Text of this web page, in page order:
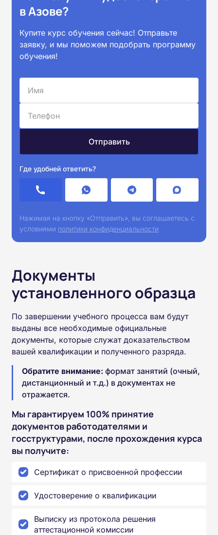
в Азове?
Купите курс обучения сейчас! Отправьте
заявку, и мы поможем подобрать программу
обучения!
Где удобней ответить?
Нажимая на кнопку «Отправить», вы соглашаетесь с
условиями политики конфиденциальности
Документы
установленного образца
По завершении учебного процесса вам будут
выданы все необходимые официальные
документы, которые служат доказательством
вашей квалификации и полученного разряда.
Обратите внимание: формат занятий (очный,
дистанционный и т.д.) в документах не
отражается.
Мы гарантируем 100% принятие
документов работодателями и
госструктурами, после прохождения курса
вы получите:
Сертификат о присвоенной профессии
Удостоверение о квалификации
Выписку из протокола решения
аттестационной комиссии